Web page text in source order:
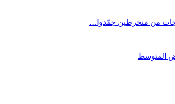
من منخرطين جمّدوا…